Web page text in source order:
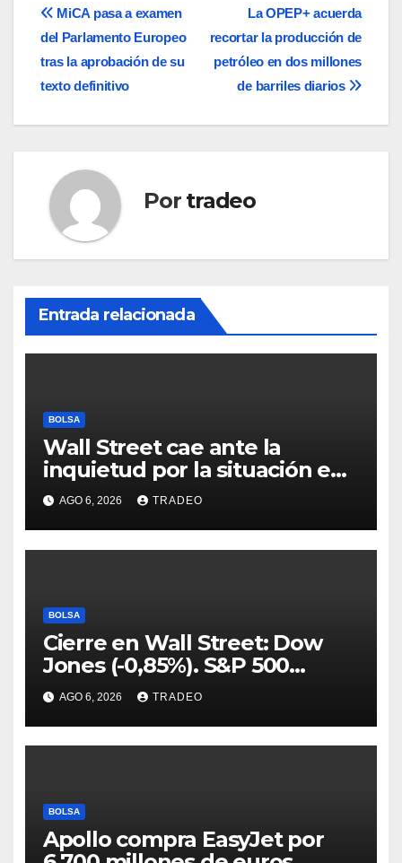
Navegación
de
entradas
La OPEP+ acuerda
recortar la producción de
petróleo en dos millones
de barriles diarios
MiCA pasa a examen
del Parlamento Europeo
tras la aprobación de su
texto definitivo
Por tradeo
Entrada relacionada
BOLSA
Wall Street cae ante la
inquietud por la situación en
Ormuz
AGO 6, 2026 TRADEO
BOLSA
Cierre en Wall Street: Dow
Jones (-0,85%). S&P 500
(-0,18%) y Nasdaq (-0,06%)
AGO 6, 2026 TRADEO
BOLSA
Apollo compra EasyJet por